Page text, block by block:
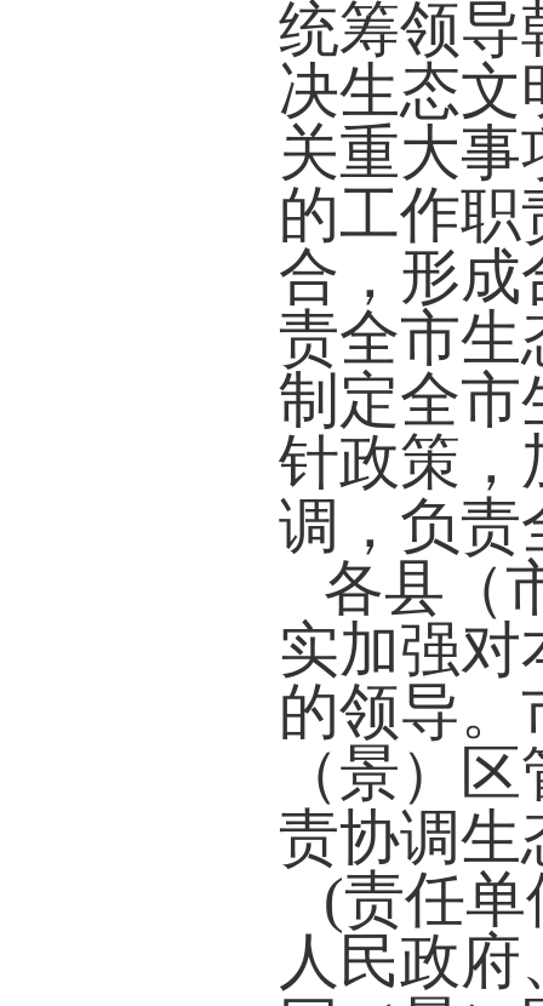
统筹领导
决生态文
关重大
的工作职
合，形成
责全市生
制定全市
针政策，
调，负责
各县（
实加强对
的领导。
（景）
责协调生
(责任
人民政